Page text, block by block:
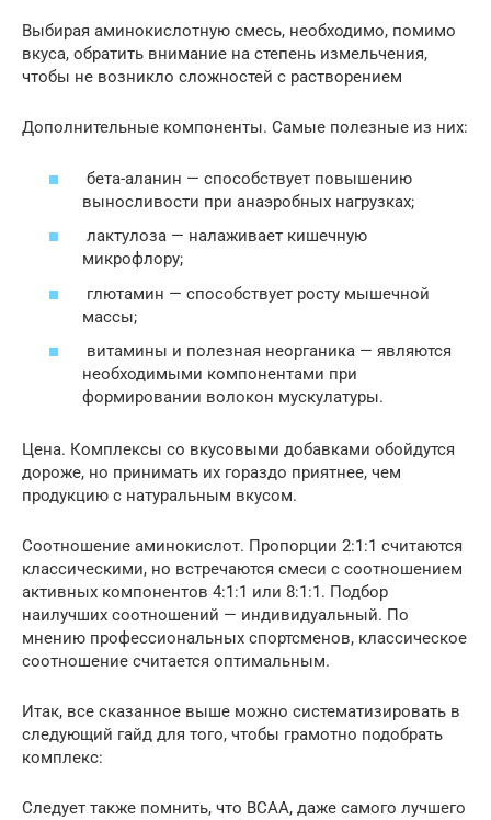
Выбирая аминокислотную смесь, необходимо, помимо
вкуса, обратить внимание на степень измельчения,
чтобы не возникло сложностей с растворением
Дополнительные компоненты. Самые полезные из них:
бета-аланин — способствует повышению
выносливости при анаэробных нагрузках;
лактулоза — налаживает кишечную
микрофлору;
глютамин — способствует росту мышечной
массы;
витамины и полезная неорганика — являются
необходимыми компонентами при
формировании волокон мускулатуры.
Цена. Комплексы со вкусовыми добавками обойдутся
дороже, но принимать их гораздо приятнее, чем
продукцию с натуральным вкусом.
Соотношение аминокислот. Пропорции 2:1:1 считаются
классическими, но встречаются смеси с соотношением
активных компонентов 4:1:1 или 8:1:1. Подбор
наилучших соотношений — индивидуальный. По
мнению профессиональных спортсменов, классическое
соотношение считается оптимальным.
Итак, все сказанное выше можно систематизировать в
следующий гайд для того, чтобы грамотно подобрать
комплекс:
Следует также помнить, что ВСАА, даже самого лучшего